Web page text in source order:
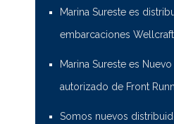
Marina Sureste es
embarcaciones
Marina Sureste es
autorizado de Front
Somos nuevos